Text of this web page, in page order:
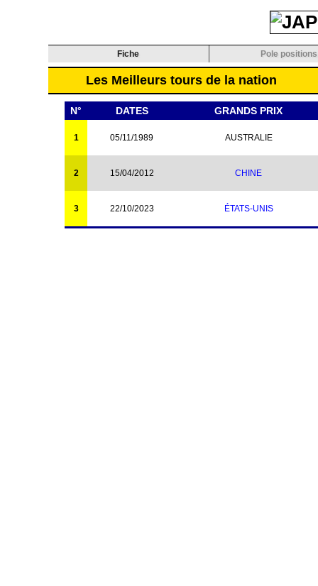
Fiche Pole positions
Les Meilleurs tours de la nation
N° DATES GRANDS PRIX
1 05/11/1989 AUSTRALIE
2 15/04/2012 CHINE
3 22/10/2023 ÉTATS-UNIS